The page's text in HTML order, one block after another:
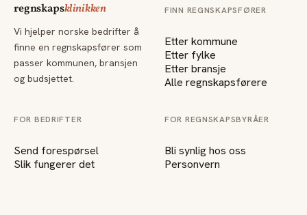
regnskapsklinikken
Vi hjelper norske bedrifter å
finne en regnskapsfører som
passer kommunen, bransjen
og budsjettet.
FINN REGNSKAPSFØRER
Etter kommune
Etter fylke
Etter bransje
Alle regnskapsførere
FOR BEDRIFTER
Send forespørsel
Slik fungerer det
FOR REGNSKAPSBYRÅER
Bli synlig hos oss
Personvern